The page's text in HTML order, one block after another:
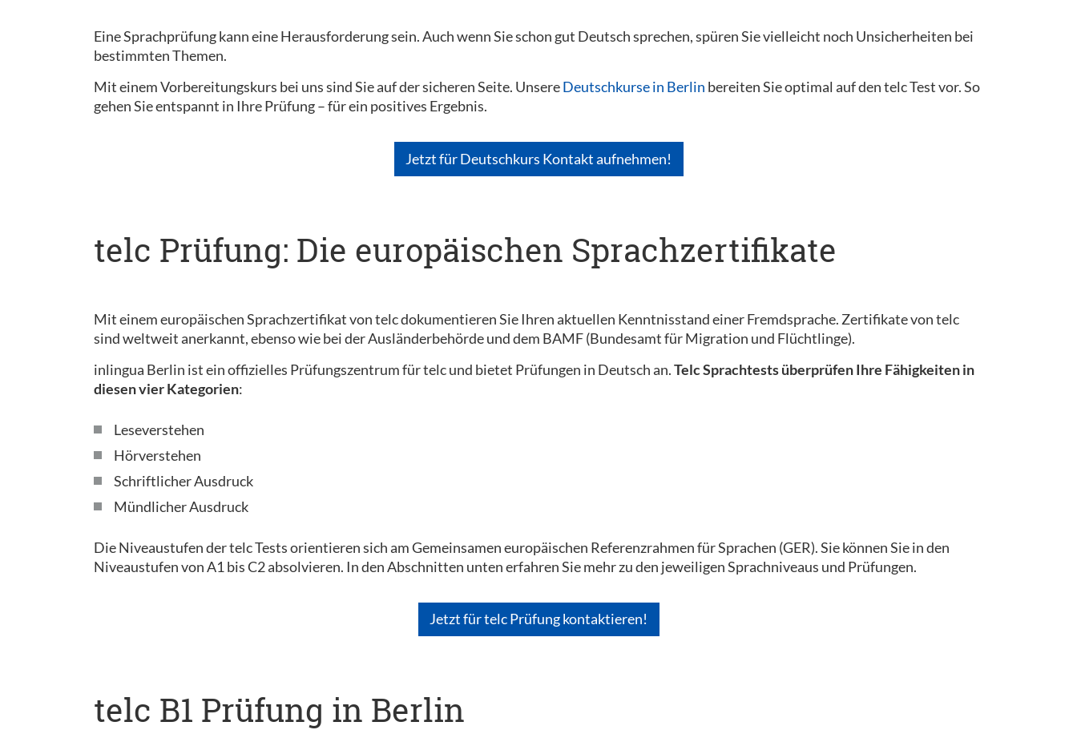
Eine Sprachprüfung kann eine Herausforderung sein. Auch wenn Sie schon gut Deutsch sprechen, spüren Sie vielleicht noch Unsicherheiten bei
bestimmten Themen.
Mit einem Vorbereitungskurs bei uns sind Sie auf der sicheren Seite. UnsereDeutschkurse in Berlin bereiten Sie optimal auf den telc Test vor. So
gehen Sie entspannt in Ihre Prüfung – für ein positives Ergebnis.
Jetzt für Deutschkurs Kontakt aufnehmen!
telc Prüfung: Die europäischen Sprachzertifikate
Mit einem europäischen Sprachzertifikat von telc dokumentieren Sie Ihren aktuellen Kenntnisstand einer Fremdsprache. Zertifikate von telc
sind weltweit anerkannt, ebenso wie bei der Ausländerbehörde und dem BAMF (Bundesamt für Migration und Flüchtlinge).
inlingua Berlin ist ein offizielles Prüfungszentrum für telc und bietet Prüfungen in Deutsch an.Telc Sprachtests überprüfen Ihre Fähigkeiten in
diesen vier Kategorien:
Leseverstehen
Hörverstehen
Schriftlicher Ausdruck
Mündlicher Ausdruck
Die Niveaustufen der telc Tests orientieren sich am Gemeinsamen europäischen Referenzrahmen für Sprachen (GER). Sie können Sie in den
Niveaustufen von A1 bis C2 absolvieren. In den Abschnitten unten erfahren Sie mehr zu den jeweiligen Sprachniveaus und Prüfungen.
Jetzt für telc Prüfung kontaktieren!
telc B1 Prüfung in Berlin